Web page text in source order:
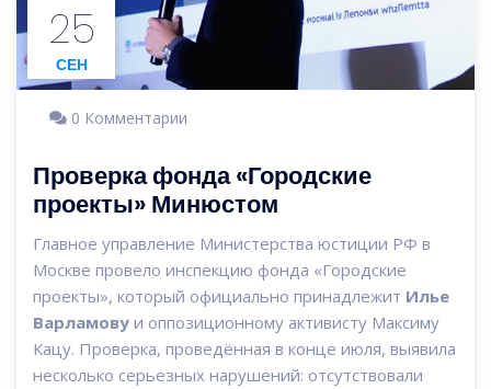
25
СЕН
0 Комментарии
Проверка фонда «Городские
проекты» Минюстом
Главное управление Министерства юстиции РФ в
Москве провело инспекцию фонда «Городские
проекты», который официально принадлежит Илье
Варламову и оппозиционному активисту Максиму
Кацу. Проверка, проведённая в конце июля, выявила
несколько серьезных нарушений: отсутствовали